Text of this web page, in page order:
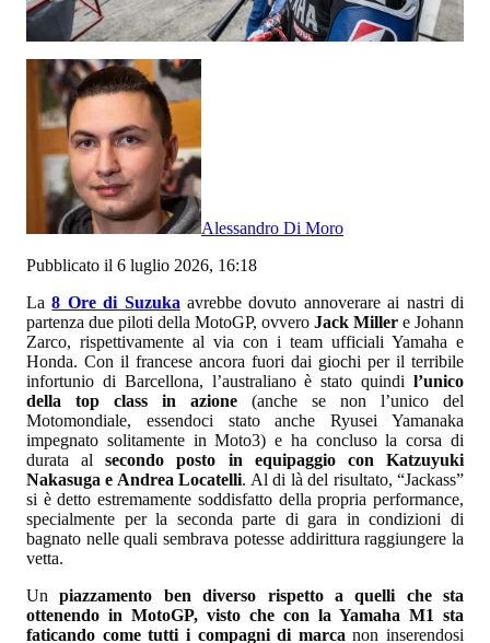
Alessandro Di Moro
Pubblicato il 6 luglio 2026, 16:18
La8 Ore di Suzuka avrebbe dovuto annoverare ai nastri di
partenza due piloti della MotoGP, ovvero Jack Miller e Johann
Zarco, rispettivamente al via con i team ufficiali Yamaha e
Honda. Con il francese ancora fuori dai giochi per il terribile
infortunio di Barcellona, l’australiano è stato quindi l’unico
della top class in azione (anche se non l’unico del
Motomondiale, essendoci stato anche Ryusei Yamanaka
impegnato solitamente in Moto3) e ha concluso la corsa di
durata alsecondo posto in equipaggio con Katzuyuki
Nakasuga e Andrea Locatelli. Al di là del risultato, “Jackass”
si è detto estremamente soddisfatto della propria performance,
specialmente per la seconda parte di gara in condizioni di
bagnato nelle quali sembrava potesse addirittura raggiungere la
vetta.
Un piazzamento ben diverso rispetto a quelli che sta
ottenendo in MotoGP, visto che con la Yamaha M1 sta
faticando come tutti i compagni di marcanon inserendosi